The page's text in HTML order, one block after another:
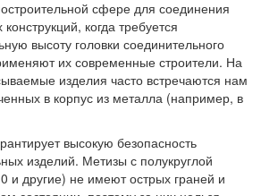
сфере для соединения
когда требуется
высоту головки соединительного
их современные строители. На
изделия часто встречаются нам
в корпус из металла (например, в
высокую безопасность
изделий. Метизы с полукруглой
другие) не имеют острых граней и